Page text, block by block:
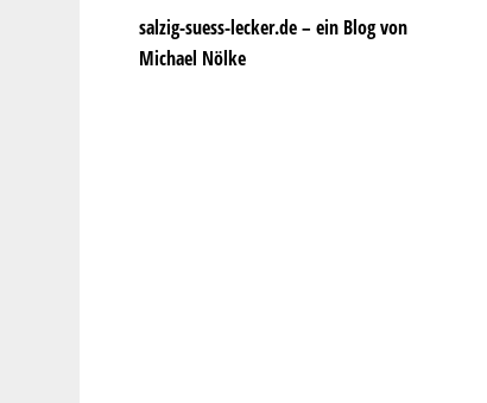
salzig-suess-lecker.de – ein Blog von
Michael Nölke